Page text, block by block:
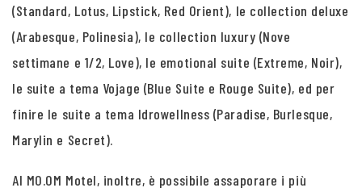
(Standard, Lotus, Lipstick, Red Orient), le collection deluxe
(Arabesque, Polinesia), le collection luxury (Nove
settimane e 1/2, Love), le emotional suite (Extreme, Noir),
le suite a tema Vojage (Blue Suite e Rouge Suite), ed per
finire le suite a tema Idrowellness (Paradise, Burlesque,
Marylin e Secret).
Al MO.OM Motel, inoltre, è possibile assaporare i più